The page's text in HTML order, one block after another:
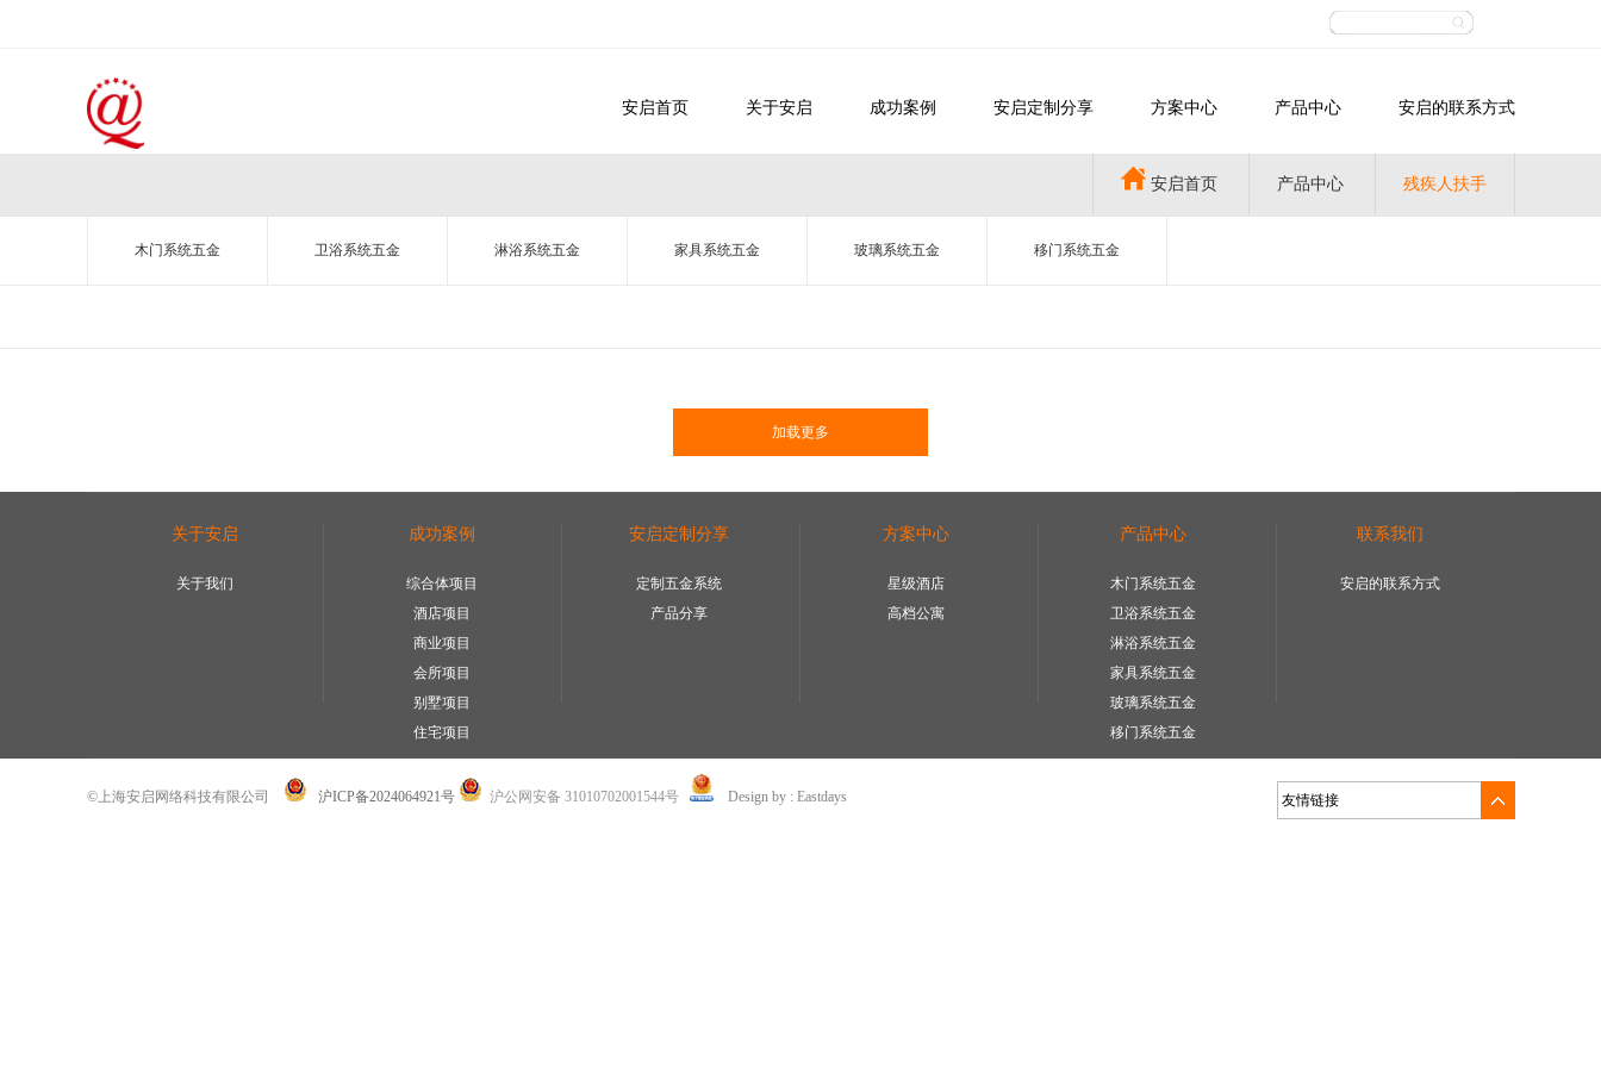
安启首页 关于安启 成功案例 安启定制分享 方案中心 产品中心 安启的联系方式
安启首页 产品中心 残疾人扶手
木门系统五金 卫浴系统五金 淋浴系统五金 家具系统五金 玻璃系统五金 移门系统五金
加载更多
关于安启
关于我们
成功案例
综合体项目
酒店项目
商业项目
会所项目
别墅项目
住宅项目
安启定制分享
定制五金系统
产品分享
方案中心
星级酒店
高档公寓
产品中心
木门系统五金
卫浴系统五金
淋浴系统五金
家具系统五金
玻璃系统五金
移门系统五金
联系我们
安启的联系方式
©上海安启网络科技有限公司 沪ICP备2024064921号 沪公网安备 31010702001544号 Design by : Eastdays